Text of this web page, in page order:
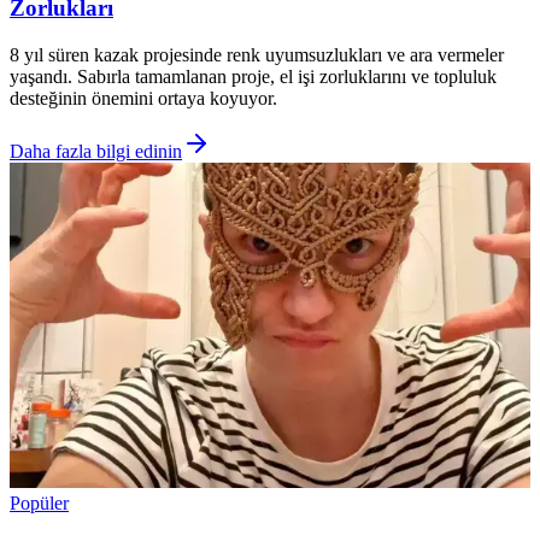
Zorlukları
8 yıl süren kazak projesinde renk uyumsuzlukları ve ara vermeler
yaşandı. Sabırla tamamlanan proje, el işi zorluklarını ve topluluk
desteğinin önemini ortaya koyuyor.
Daha fazla bilgi edinin
Popüler